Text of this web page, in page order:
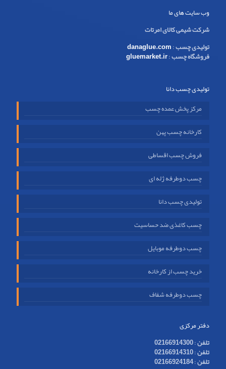
وب سایت های ما
شرکت شیمی کالای امرتات
تولیدی چسب:
danaglue.com
فروشگاه چسب:
gluemarket.ir
تولیدی چسب دانا
مرکز پخش عمده چسب
کارخانه چسب پهن
فروش چسب اقساطی
چسب دوطرفه ژله ای
تولیدی چسب دانا
چسب کاغذی ضد حساسیت
چسب دوطرفه موبایل
خرید چسب از کارخانه
چسب دوطرفه شفاف
دفتر مرکزی
تلفن:
02166914300
تلفن:
02166914310
تلفن:
02166924184